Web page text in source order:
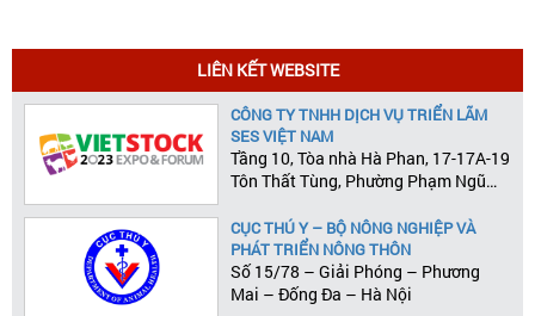
LIÊN KẾT WEBSITE
CÔNG TY TNHH DỊCH VỤ TRIỂN LÃM
SES VIỆT NAM
Tầng 10, Tòa nhà Hà Phan, 17-17A-19
Tôn Thất Tùng, Phường Phạm Ngũ
CỤC THÚ Y – BỘ NÔNG NGHIỆP VÀ
PHÁT TRIỂN NÔNG THÔN
Số 15/78 – Giải Phóng – Phương
Mai – Đống Đa – Hà Nội